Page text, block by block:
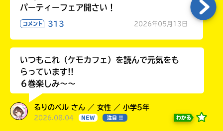
パーティーフェア開さい！
コメント 313 2026年05月13日
いつもこれ（ケモカフェ）を読んで元気をも
らっています!!
６巻楽しみ～～
るりのベル さん ／ 女性 ／ 小学5年
2026.08.04 NEW 注目 !! わかる